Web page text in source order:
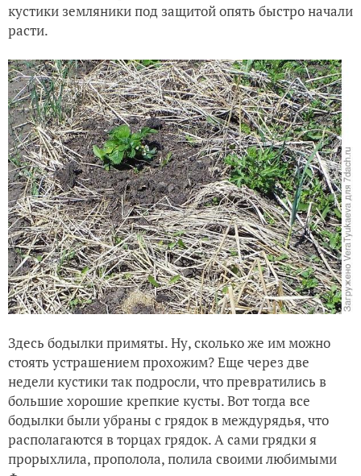
кустики земляники под защитой опять быстро начали
расти.
Здесь бодылки примяты. Ну, сколько же им можно
стоять устрашением прохожим? Еще через две
недели кустики так подросли, что превратились в
большие хорошие крепкие кусты. Вот тогда все
бодылки были убраны с грядок в междурядья, что
располагаются в торцах грядок. А сами грядки я
прорыхлила, прополола, полила своими любимыми